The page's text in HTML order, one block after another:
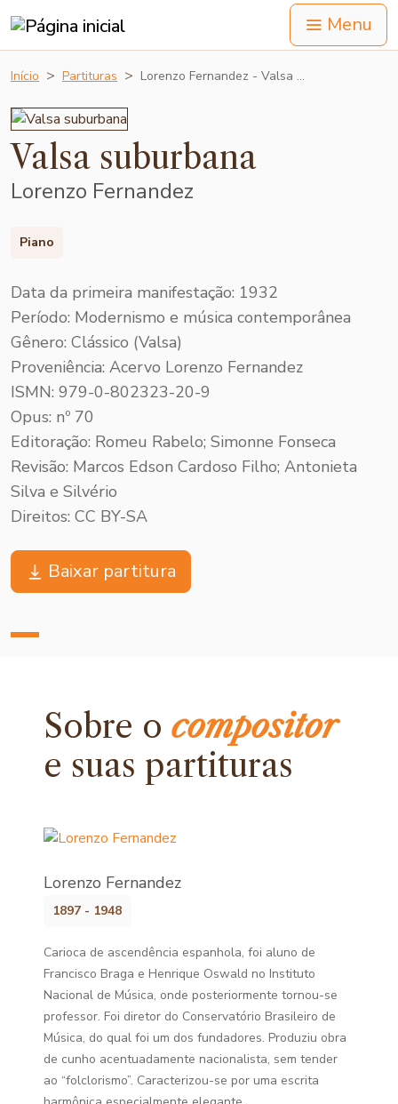
Menu
Início Partituras Lorenzo Fernandez - Valsa …
Valsa suburbana
Lorenzo Fernandez
Piano
Data da primeira manifestação: 1932
Período: Modernismo e música contemporânea
Gênero: Clássico (Valsa)
Proveniência: Acervo Lorenzo Fernandez
ISMN: 979-0-802323-20-9
Opus: nº 70
Editoração: Romeu Rabelo; Simonne Fonseca
Revisão: Marcos Edson Cardoso Filho; Antonieta
Silva e Silvério
Direitos: CC BY-SA
Baixar partitura
Sobre ocompositor
e suas partituras
Lorenzo Fernandez
1897 - 1948
Carioca de ascendência espanhola, foi aluno de
Francisco Braga e Henrique Oswald no Instituto
Nacional de Música, onde posteriormente tornou-se
professor. Foi diretor do Conservatório Brasileiro de
Música, do qual foi um dos fundadores. Produziu obra
de cunho acentuadamente nacionalista, sem tender
ao “folclorismo”. Caracterizou-se por uma escrita